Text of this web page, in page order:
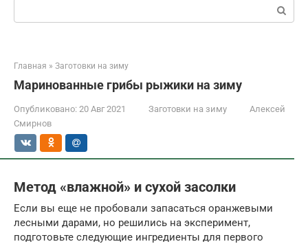
Поиск:
Главная » Заготовки на зиму
Маринованные грибы рыжики на зиму
Опубликовано: 20 Авг 2021 Заготовки на зиму
Алексей
Смирнов
Метод «влажной» и сухой засолки
Если вы еще не пробовали запасаться оранжевыми
лесными дарами, но решились на эксперимент,
подготовьте следующие ингредиенты для первого